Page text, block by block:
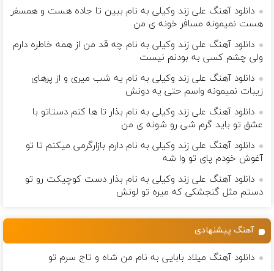
دانلود آهنگ علی زند وکیلی به نام ببین تا جاده هست و همسفر
هست نمیمونه مسافر خونه ی من
دانلود آهنگ علی زند وکیلی به نام چه قد من از همه خاطره دارم
ولی چشم كسی به بودنم نیست
دانلود آهنگ علی زند وکیلی به نام یه شب میرى و از پرهای
زيبات نمیمونه واسم حتی یه دونش
دانلود آهنگ علی زند وکیلی به نام بذار تا ها كنم دستاتو با
عشق تو باید گرم شی رو شونه ى من
دانلود آهنگ علی زند وکیلی به نام دارم بازارگرمی میكنم تا تو
آغوش خودم پای تو وا شه
دانلود آهنگ علی زند وکیلی به نام بذار دست كوچیكت رو تو
دستم مثل گنجشكی كه میره تو لونش
آهنگ پیشنهادی
دانلود آهنگ میلاد بابایی به نام من شاه و تاج سرم تو